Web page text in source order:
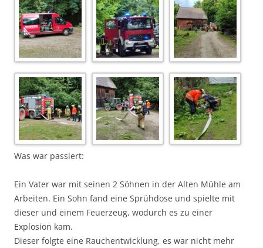
Was war passiert:
Ein Vater war mit seinen 2 Söhnen in der Alten Mühle am
Arbeiten. Ein Sohn fand eine Sprühdose und spielte mit
dieser und einem Feuerzeug, wodurch es zu einer
Explosion kam.
Dieser folgte eine Rauchentwicklung, es war nicht mehr